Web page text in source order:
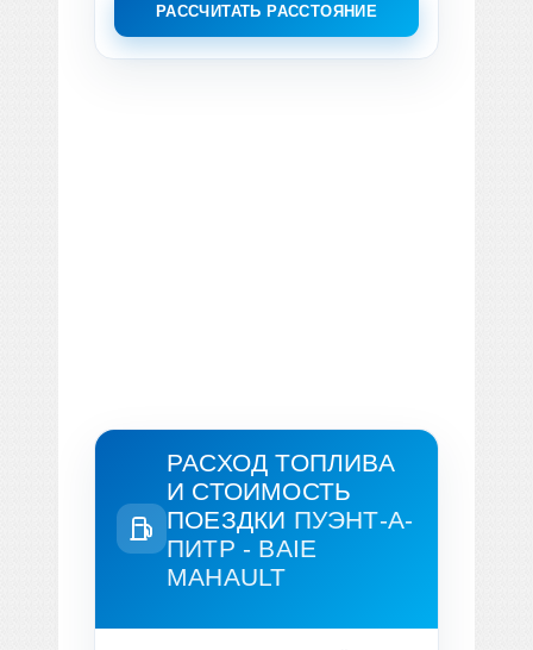
РАССЧИТАТЬ РАССТОЯНИЕ
РАСХОД ТОПЛИВА
И СТОИМОСТЬ
ПОЕЗДКИ ПУЭНТ-А-
ПИТР - BAIE
MAHAULT